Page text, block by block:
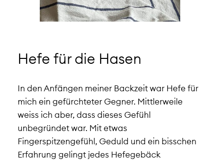
Hefe für die Hasen
In den Anfängen meiner Backzeit war Hefe für
mich ein gefürchteter Gegner. Mittlerweile
weiss ich aber, dass dieses Gefühl
unbegründet war. Mit etwas
Fingerspitzengefühl, Geduld und ein bisschen
Erfahrung gelingt jedes Hefegebäck